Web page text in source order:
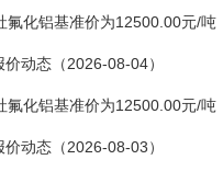
社： 近期氟化铝价格持续上调
氟化铝基准价为12500.00元/吨
动态（2026-08-04）
氟化铝基准价为12500.00元/吨
动态（2026-08-03）